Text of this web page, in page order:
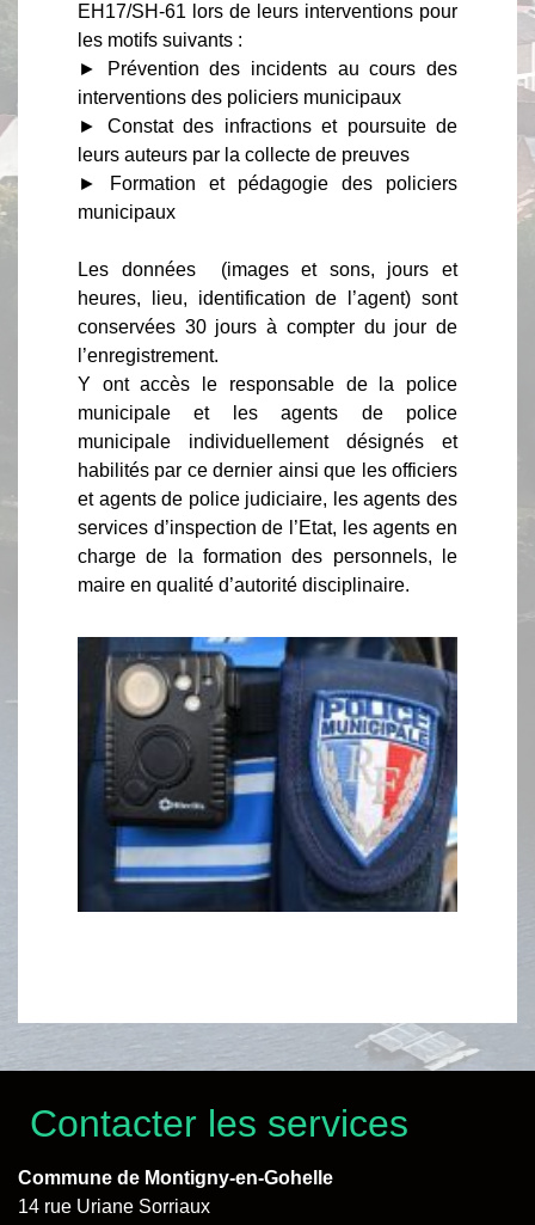
EH17/SH-61 lors de leurs interventions pour
les motifs suivants :
► Prévention des incidents au cours des
interventions des policiers municipaux
► Constat des infractions et poursuite de
leurs auteurs par la collecte de preuves
► Formation et pédagogie des policiers
municipaux
Les données (images et sons, jours et
heures, lieu, identification de l’agent) sont
conservées 30 jours à compter du jour de
l’enregistrement.
Y ont accès le responsable de la police
municipale et les agents de police
municipale individuellement désignés et
habilités par ce dernier ainsi que les officiers
et agents de police judiciaire, les agents des
services d’inspection de l’Etat, les agents en
charge de la formation des personnels, le
maire en qualité d’autorité disciplinaire.
Contacter les services
Commune de Montigny-en-Gohelle
14 rue Uriane Sorriaux